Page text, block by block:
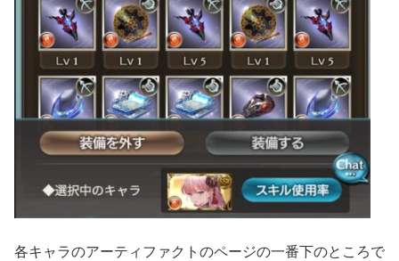
各キャラのアーティファクトのページの一番下のところで